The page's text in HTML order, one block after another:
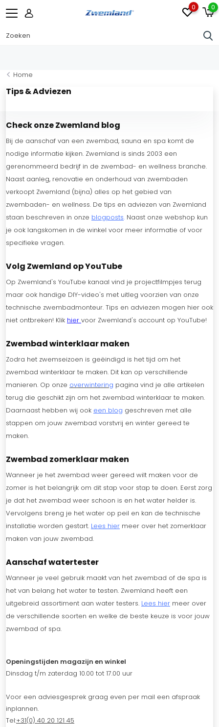
0 0
Home
Tips & Adviezen
Check onze Zwemland blog
Bij de aanschaf van een zwembad, sauna en spa komt de
nodige informatie kijken. Zwemland is sinds 2003 een
gerenommeerd bedrijf in de zwembad- en wellness branche.
Naast aanleg, renovatie en onderhoud van zwembaden
verkoopt Zwemland (bijna) alles op het gebied van
zwembaden- en wellness. De tips en adviezen van Zwemland
staan beschreven in onze blogposts. Naast onze webshop kun
je ook langskomen in de winkel voor meer informatie of voor
specifieke vragen.
Volg Zwemland op YouTube
Op Zwemland's YouTube kanaal vind je projectfilmpjes terug
maar ook handige DIY-video's met uitleg voorzien van onze
technische zwembadmonteur. Tips en adviezen mogen hier ook
niet ontbreken! Klik hier voor Zwemland's account op YouTube!
Zwembad winterklaar maken
Zodra het zwemseizoen is geëindigd is het tijd om het
zwembad winterklaar te maken. Dit kan op verschillende
manieren. Op onze overwintering pagina vind je alle artikelen
terug die geschikt zijn om het zwembad winterklaar te maken.
Daarnaast hebben wij ook een blog geschreven met alle
stappen om jouw zwembad vorstvrij en winter gereed te
maken.
Zwembad zomerklaar maken
Wanneer je het zwembad weer gereed wilt maken voor de
zomer is het belangrijk om dit stap voor stap te doen. Eerst zorg
je dat het zwembad weer schoon is en het water helder is.
Vervolgens breng je het water op peil en kan de technische
installatie worden gestart. Lees hier meer over het zomerklaar
maken van jouw zwembad.
Aanschaf watertester
Wanneer je veel gebruik maakt van het zwembad of de spa is
het van belang het water te testen. Zwemland heeft een
uitgebreid assortiment aan water testers. Lees hier meer over
de verschillende soorten en welke de beste keuze is voor jouw
zwembad of spa.
Openingstijden magazijn en winkel
Dinsdag t/m zaterdag 10.00 tot 17.00 uur
Voor een adviesgesprek graag even per mail een afspraak
inplannen.
Tel:+31(0) 40 20 121 45